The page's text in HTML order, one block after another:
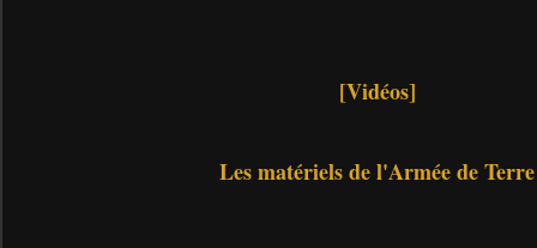
[Vidéos]
Les matériels de l'Armée de Terre